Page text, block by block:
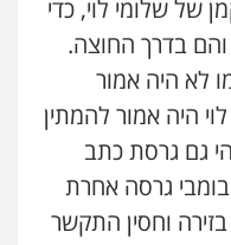
של שלומי לוי, כדי
והם בדרך החוצה.
לא היה אמור
היה אמור להמתין
גם גרסת כתב
גרסה אחרת
וחסין התקשר